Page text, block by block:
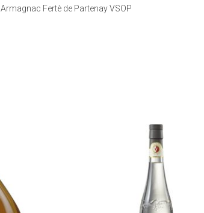
Armagnac Fertè de Partenay VSOP